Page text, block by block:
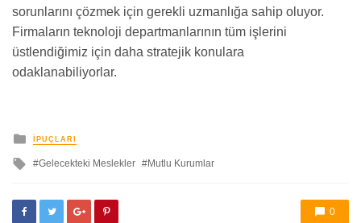
sorunlarını çözmek için gerekli uzmanlığa sahip oluyor.
Firmaların teknoloji departmanlarının tüm işlerini
üstlendiğimiz için daha stratejik konulara
odaklanabiliyorlar.
yayınlanan
İPUÇLARI
ileGelecekteki Meslekler Mutlu Kurumlar
0